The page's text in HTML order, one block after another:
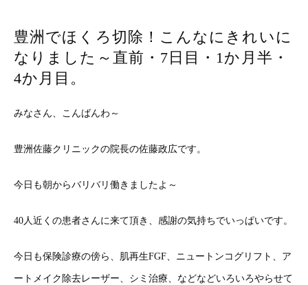
豊洲でほくろ切除！こんなにきれいに
なりました～直前・7日目・1か月半・
4か月目。
みなさん、こんばんわ～
豊洲佐藤クリニックの院長の佐藤政広です。
今日も朝からバリバリ働きましたよ～
40人近くの患者さんに来て頂き、感謝の気持ちでいっぱいです。
今日も保険診療の傍ら、肌再生FGF、ニュートンコグリフト、ア
ートメイク除去レーザー、シミ治療、などなどいろいろやらせて